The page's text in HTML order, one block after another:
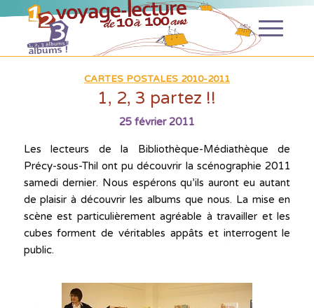
CARTES POSTALES 2010-2011
1, 2, 3 partez !!
25 février 2011
Les lecteurs de la Bibliothèque-Médiathèque de
Précy-sous-Thil ont pu découvrir la scénographie 2011
samedi dernier. Nous espérons qu’ils auront eu autant
de plaisir à découvrir les albums que nous. La mise en
scène est particulièrement agréable à travailler et les
cubes forment de véritables appâts et interrogent le
public.